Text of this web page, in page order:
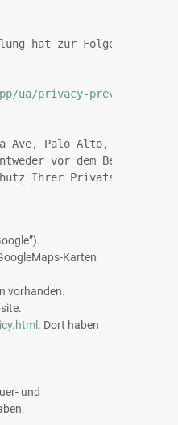
hat zur Folge, dass
ua/privacy-
Palo Alto, CA
vor dem Besuch
Ihrer Privatsphäre
Karten
vorhanden.
. Dort haben
und